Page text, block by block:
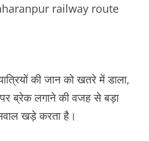
railway route
की जान को खतरे में डाला,
ब्रेक लगाने की वजह से बड़ा
खड़े करता है।